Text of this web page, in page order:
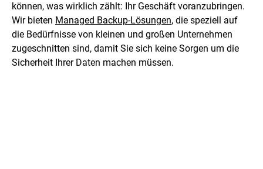
können, was wirklich zählt: Ihr Geschäft voranzubringen.
Wir bieten Managed Backup-Lösungen, die speziell auf
die Bedürfnisse von kleinen und großen Unternehmen
zugeschnitten sind, damit Sie sich keine Sorgen um die
Sicherheit Ihrer Daten machen müssen.